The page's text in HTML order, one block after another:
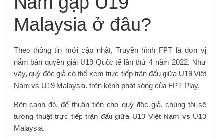
Malaysia ở đâu?
Theo thông tin mới cập nhật, Truyền hình FPT là đơn vị
nắm bản quyền giải U19 Quốc tế lần thứ 4 năm 2022. Như
vậy, quý độc giả có thể xem trực tiếp trận đấu giữa U19 Việt
Nam vs U19 Malaysia. trên kênh phát sóng của FPT Play.
Bên cạnh đó, để thuận tiện cho quý độc giả, chúng tôi sẽ
tường thuật trực tiếp trận đấu giữa U19 Việt Nam vs U19
Malaysia.